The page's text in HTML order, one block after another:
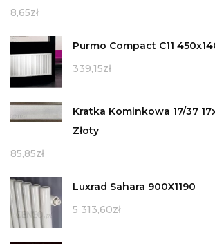
8,65zł
Purmo Compact C11
339,15zł
Kratka Kominkowa 17/37
Złoty
85,85zł
Luxrad Sahara 900X1190
5 313,60zł